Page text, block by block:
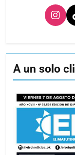
A un solo